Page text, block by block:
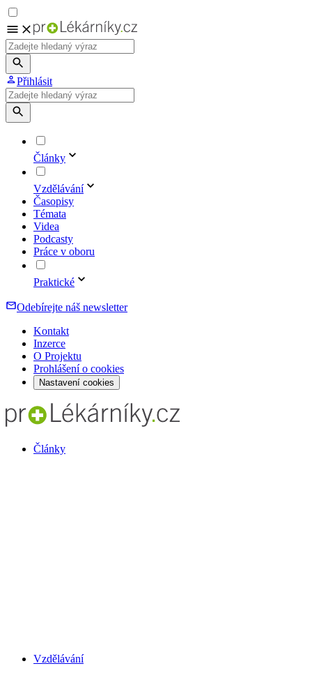
Přihlásit
Články
Vzdělávání
Časopisy
Témata
Videa
Podcasty
Práce v oboru
Praktické
Odebírejte náš newsletter
Kontakt
Inzerce
O Projektu
Prohlášení o cookies
Nastavení cookies
Články
Vzdělávání